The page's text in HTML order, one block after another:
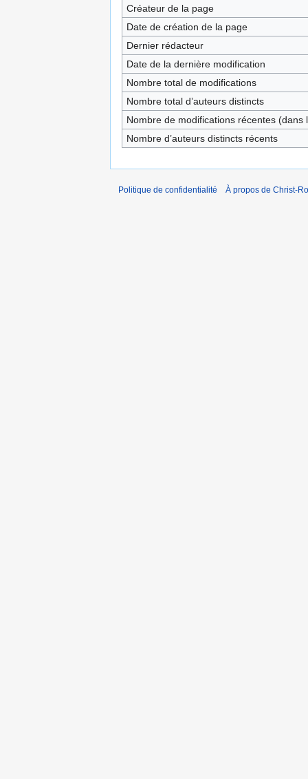
Créateur de la page
Date de création de la page
Dernier rédacteur
Date de la dernière modification
Nombre total de modifications
Nombre total d’auteurs distincts
Nombre de modifications récentes (dans
Nombre d’auteurs distincts récents
Politique de confidentialité À propos de Christ-